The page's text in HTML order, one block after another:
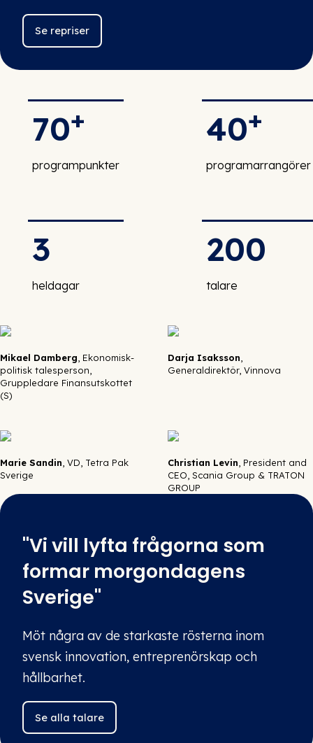
Se repriser
70+
programpunkter
40+
programarrangörer
3
heldagar
200
talare
Mikael Damberg, Ekonomisk-
politisk talesperson,
Gruppledare Finansutskottet
(S)
Darja Isaksson,
Generaldirektör, Vinnova
Marie Sandin, VD, Tetra Pak
Sverige
Christian Levin, President and
CEO, Scania Group & TRATON
GROUP
"Vi vill lyfta frågorna som
formar morgondagens
Sverige"
Möt några av de starkaste rösterna inom
svensk innovation, entreprenörskap och
hållbarhet.
Se alla talare